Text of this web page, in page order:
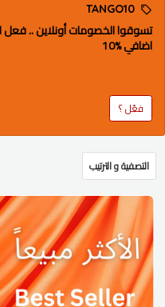
TANGO10
تسوقوا الخصومات أونلاين ..
اضافي %10
فعّل ؟
التصفية و الترتيب